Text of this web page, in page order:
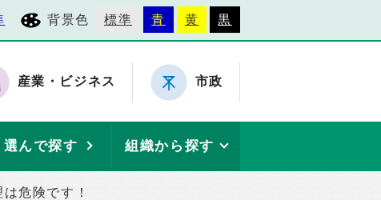
背景色 標準 青 黄 黒
産業・ビジネス 市政
選んで探す 組織から探す
危険です！